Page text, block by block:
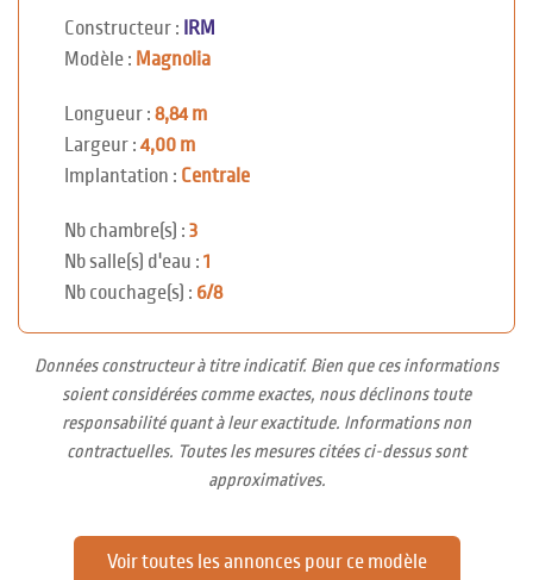
Constructeur :
IRM
Modèle : Magnolia
Longueur : 8,84 m
Largeur : 4,00 m
Implantation : Centrale
Nb chambre(s) : 3
Nb salle(s) d'eau : 1
Nb couchage(s) : 6/8
Données constructeur à titre indicatif. Bien que ces informations
soient considérées comme exactes, nous déclinons toute
responsabilité quant à leur exactitude. Informations non
contractuelles. Toutes les mesures citées ci-dessus sont
approximatives.
Voir toutes les annonces pour ce modèle